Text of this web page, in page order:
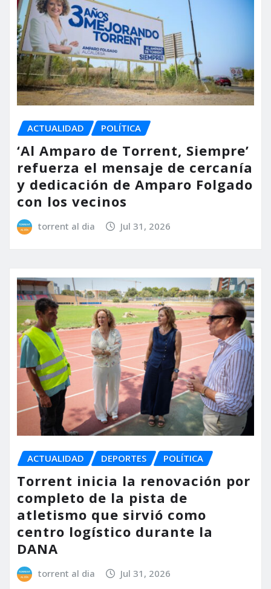
ACTUALIDAD POLÍTICA
‘Al Amparo de Torrent, Siempre’
refuerza el mensaje de cercanía
y dedicación de Amparo Folgado
con los vecinos
torrent al dia Jul 31, 2026
ACTUALIDAD DEPORTES POLÍTICA
Torrent inicia la renovación por
completo de la pista de
atletismo que sirvió como
centro logístico durante la
DANA
torrent al dia Jul 31, 2026